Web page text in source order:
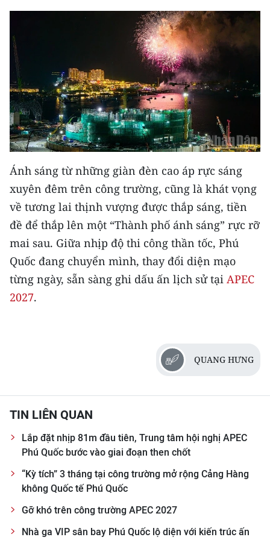
Ánh sáng từ những giàn đèn cao áp rực sáng
xuyên đêm trên công trường, cũng là khát vọng
về tương lai thịnh vượng được thắp sáng, tiền
đề để thắp lên một “Thành phố ánh sáng” rực rỡ
mai sau. Giữa nhịp độ thi công thần tốc, Phú
Quốc đang chuyển mình, thay đổi diện mạo
từng ngày, sẵn sàng ghi dấu ấn lịch sử tại APEC
2027.
QUANG HƯNG
TIN LIÊN QUAN
Lắp đặt nhịp 81m đầu tiên, Trung tâm hội nghị APEC
Phú Quốc bước vào giai đoạn then chốt
“Kỳ tích” 3 tháng tại công trường mở rộng Cảng Hàng
không Quốc tế Phú Quốc
Gỡ khó trên công trường APEC 2027
Nhà ga VIP sân bay Phú Quốc lộ diện với kiến trúc ấn